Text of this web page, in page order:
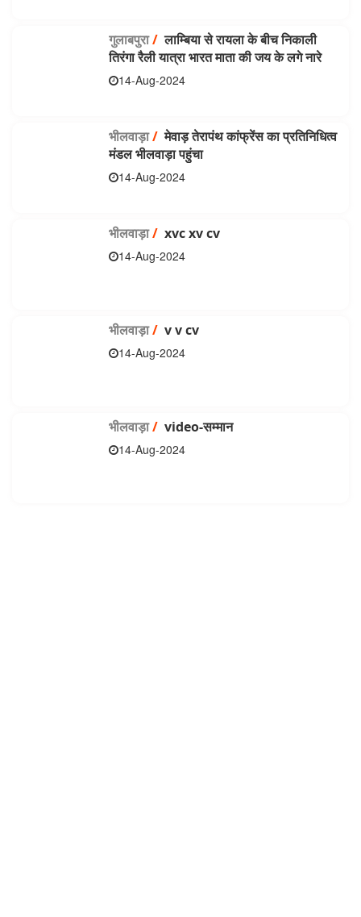
गुलाबपुरा/लाम्बिया से रायला के बीच निकाली
तिरंगा रैली यात्रा भारत माता की जय के लगे नारे
14-Aug-2024
भीलवाड़ा/मेवाड़ तेरापंथ कांफ्रेंस का प्रतिनिधित्व
मंडल भीलवाड़ा पहुंचा
14-Aug-2024
भीलवाड़ा/ xvc xv cv
14-Aug-2024
भीलवाड़ा/ v v cv
14-Aug-2024
भीलवाड़ा/ video-सम्मान
14-Aug-2024